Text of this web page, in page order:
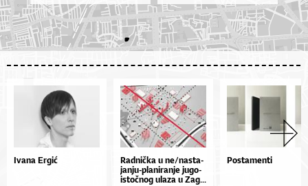
Ivana Ergić
Rad­ni­čka u ne­/nas­ta­
jan­ju­-pla­ni­ra­nje ju­go­
is­to­čnog ula­za u Zag...
Postamenti